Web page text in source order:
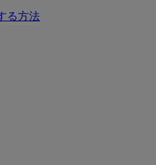
る方法